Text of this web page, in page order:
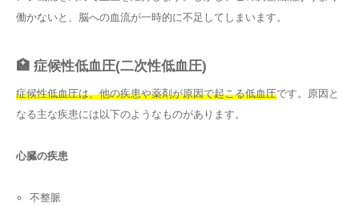
働かないと、脳への血流が一時的に不足してしまいます。
🏥 症候性低血圧(二次性低血圧)
症候性低血圧は、他の疾患や薬剤が原因で起こる低血圧です。原因と
なる主な疾患には以下のようなものがあります。
心臓の疾患
不整脈